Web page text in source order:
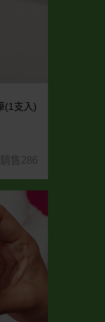
(1支入)
售286